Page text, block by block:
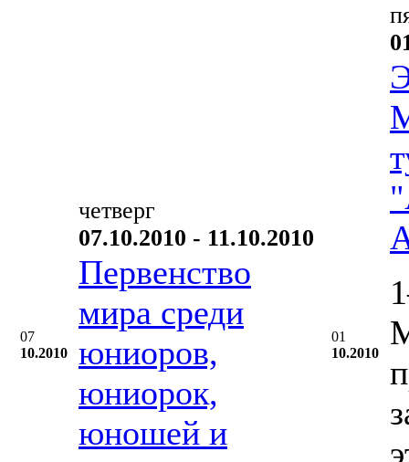
07
10.2010
четверг
07.10.2010 - 11.10.2010
Первенство
мира среди
юниоров,
юниорок,
юношей и
01
10.2010